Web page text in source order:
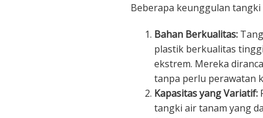
Beberapa keunggulan
Bahan Berkualitas:
plastik berkualitas
ekstrem. Mereka
tanpa perlu perawatan
Kapasitas yang Variatif:
tangki air tanam yang